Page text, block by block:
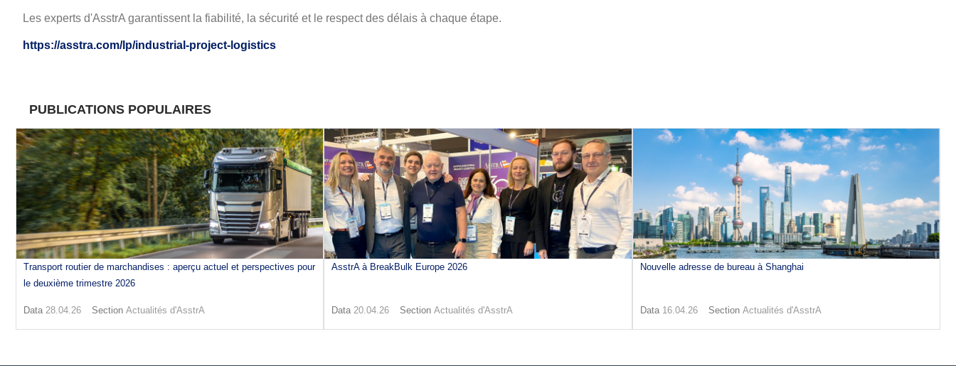
Les experts d'AsstrA garantissent la fiabilité, la sécurité et le respect des délais à chaque étape.
https://asstra.com/lp/industrial-project-logistics
PUBLICATIONS POPULAIRES
Transport routier de marchandises : aperçu actuel et perspectives pour
le deuxième trimestre 2026
Data 28.04.26 Section Actualités d'AsstrA
AsstrA à BreakBulk Europe 2026
Data 20.04.26 SectionActualités d'AsstrA
Nouvelle adresse de bureau à Shanghai
Data 16.04.26Section Actualités d'AsstrA